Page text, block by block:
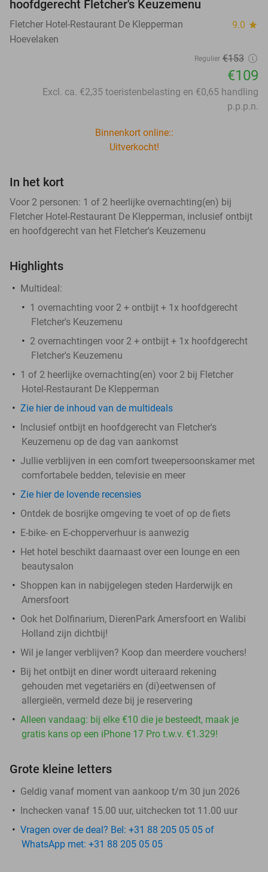
hoofdgerecht Fletcher's Keuzemenu
Fletcher Hotel-Restaurant De Klepperman 9.0 star
Hoevelaken
Regulier €153
€109
Excl. ca. €2,35 toeristenbelasting en €0,65 handling
p.p.p.n.
Binnenkort online::
Uitverkocht!
In het kort
Voor 2 personen: 1 of 2 heerlijke overnachting(en) bij
Fletcher Hotel-Restaurant De Klepperman, inclusief ontbijt
en hoofdgerecht van het Fletcher's Keuzemenu
Highlights
Multideal:
1 overnachting voor 2 + ontbijt + 1x hoofdgerecht
Fletcher's Keuzemenu
2 overnachtingen voor 2 + ontbijt + 1x hoofdgerecht
Fletcher's Keuzemenu
1 of 2 heerlijke overnachting(en) voor 2 bij Fletcher
Hotel-Restaurant De Klepperman
Zie hier de inhoud van de multideals
Inclusief ontbijt en hoofdgerecht van Fletcher's
Keuzemenu op de dag van aankomst
Jullie verblijven in een comfort tweepersoonskamer met
comfortabele bedden, televisie en meer
Zie hier de lovende recensies
Ontdek de bosrijke omgeving te voet of op de fiets
E-bike- en E-chopperverhuur is aanwezig
Het hotel beschikt daarnaast over een lounge en een
beautysalon
Shoppen kan in nabijgelegen steden Harderwijk en
Amersfoort
Ook het Dolfinarium, DierenPark Amersfoort en Walibi
Holland zijn dichtbij!
Wil je langer verblijven? Koop dan meerdere vouchers!
Bij het ontbijt en diner wordt uiteraard rekening
gehouden met vegetariërs en (di)eetwensen of
allergieën, vermeld deze bij je reservering
Alleen vandaag: bij elke €10 die je besteedt, maak je
gratis kans op een iPhone 17 Pro t.w.v. €1.329!
Grote kleine letters
Geldig vanaf moment van aankoop t/m 30 jun 2026
Inchecken vanaf 15.00 uur, uitchecken tot 11.00 uur
Vragen over de deal? Bel: +31 88 205 05 05 of
WhatsApp met: +31 88 205 05 05